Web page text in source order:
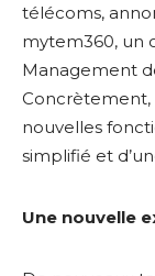
télécoms,
mytem360, un
Management
Concrètement,
nouvelles
simplifié et
Une nouvelle